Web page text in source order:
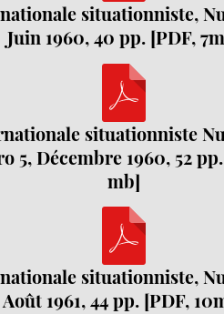
situationniste,
Juin 1960, 40 pp. [PDF,
situationniste
5, Décembre 1960, 52
mb]
situationniste,
Août 1961, 44 pp. [PDF,